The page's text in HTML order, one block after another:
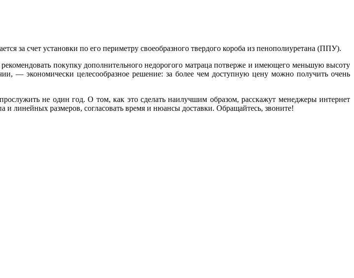
за счет установки по его периметру своеобразного твердого короба из пенополиуретана (ППУ).
покупку дополнительного недорогого матраца потверже и имеющего меньшую высоту
— экономически целесообразное решение: за более чем доступную цену можно получить очень
не один год. О том, как это сделать наилучшим образом, расскажут менеджеры интернет
линейных размеров, согласовать время и нюансы доставки. Обращайтесь, звоните!